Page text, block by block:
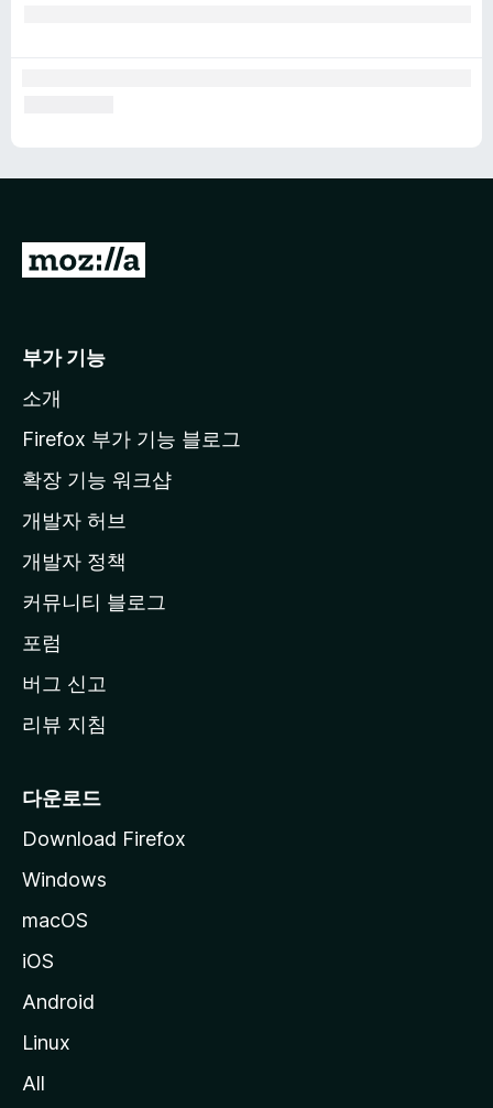
M
l
a
페
이
지
이
동
부가 기능
소개
Firefox 부가 기능 블로그
확장 기능 워크샵
개발자 허브
개발자 정책
커뮤니티 블로그
포럼
버그 신고
리뷰 지침
다운로드
Download Firefox
Windows
macOS
iOS
Android
Linux
All